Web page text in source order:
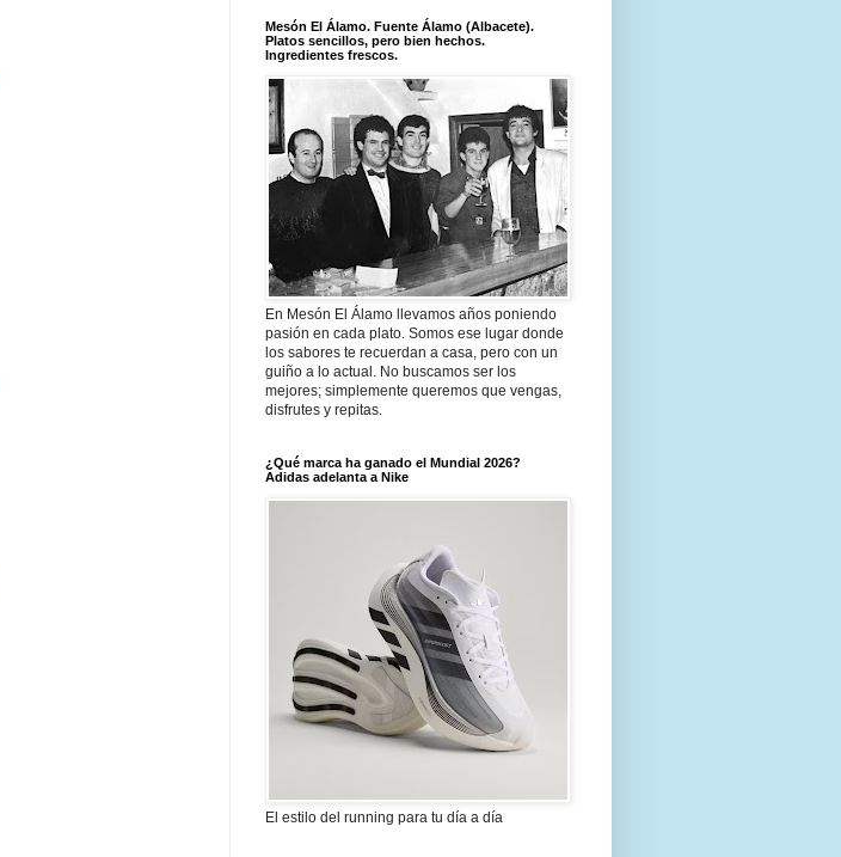
Mesón El Álamo. Fuente Álamo (Albacete).
Platos sencillos, pero bien hechos.
Ingredientes frescos.
En Mesón El Álamo llevamos años poniendo
pasión en cada plato. Somos ese lugar donde
los sabores te recuerdan a casa, pero con un
guiño a lo actual. No buscamos ser los
mejores; simplemente queremos que vengas,
disfrutes y repitas.
¿Qué marca ha ganado el Mundial 2026?
Adidas adelanta a Nike
El estilo del running para tu día a día